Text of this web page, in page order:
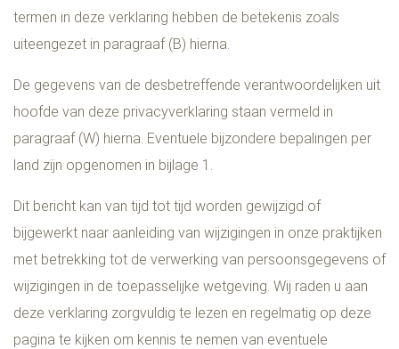
termen in deze verklaring hebben de betekenis zoals
uiteengezet in paragraaf (B) hierna.
De gegevens van de desbetreffende verantwoordelijken uit
hoofde van deze privacyverklaring staan vermeld in
paragraaf (W) hierna. Eventuele bijzondere bepalingen per
land zijn opgenomen in bijlage 1.
Dit bericht kan van tijd tot tijd worden gewijzigd of
bijgewerkt naar aanleiding van wijzigingen in onze praktijken
met betrekking tot de verwerking van persoonsgegevens of
wijzigingen in de toepasselijke wetgeving. Wij raden u aan
deze verklaring zorgvuldig te lezen en regelmatig op deze
pagina te kijken om kennis te nemen van eventuele